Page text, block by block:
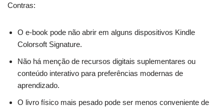
Contras:
O e-book pode não abrir em alguns dispositivos Kindle
Colorsoft Signature.
Não há menção de recursos digitais suplementares ou
conteúdo interativo para preferências modernas de
aprendizado.
O livro físico mais pesado pode ser menos conveniente de